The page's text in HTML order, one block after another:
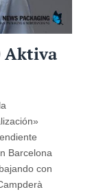
Aktiva
Barcelona
con